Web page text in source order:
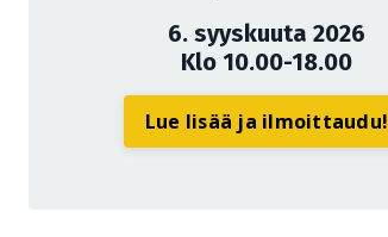
6. syyskuuta 2026
Klo 10.00-18.00
Lue lisää ja ilmoittaudu!